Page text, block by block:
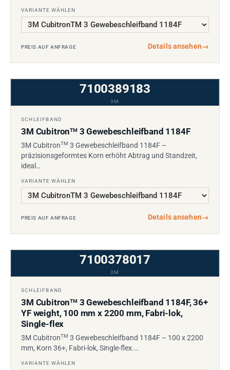
VARIANTE WÄHLEN
PREIS AUF ANFRAGE Details ansehen→
7100389183
3M
SCHLEIFBAND
3M CubitronTM3 Gewebeschleifband 1184F
3M CubitronTM 3 Gewebeschleifband 1184F –
präzisionsgeformtes Korn erhöht Abtrag und Standzeit,
ideal…
VARIANTE WÄHLEN
PREIS AUF ANFRAGE Details ansehen→
7100378017
3M
SCHLEIFBAND
3M CubitronTM3 Gewebeschleifband 1184F, 36+
YF weight, 100 mm x 2200 mm, Fabri-lok,
Single-flex
3M CubitronTM 3 Gewebeschleifband 1184F – 100 x 2200
mm, Korn 36+, Fabri-lok, Single-flex.…
VARIANTE WÄHLEN